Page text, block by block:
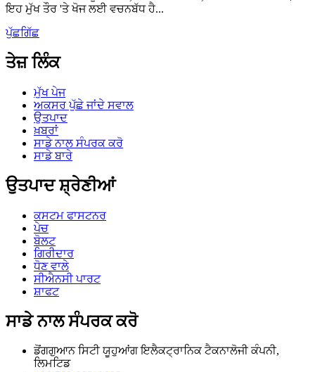
ਇਹ ਮੁੱਖ ਤੌਰ 'ਤੇ ਖੋਜ ਲਈ ਵਚਨਬੱਧ ਹੈ...
ਪੁੱਛਗਿੱਛ
ਤੇਜ਼ ਲਿੰਕ
ਮੁੱਖ ਪੇਜ
ਅਕਸਰ ਪੁੱਛੇ ਜਾਂਦੇ ਸਵਾਲ
ਉਤਪਾਦ
ਖ਼ਬਰਾਂ
ਸਾਡੇ ਨਾਲ ਸੰਪਰਕ ਕਰੋ
ਸਾਡੇ ਬਾਰੇ
ਉਤਪਾਦ ਸ਼੍ਰੇਣੀਆਂ
ਕਸਟਮ ਫਾਸਟਨਰ
ਪੇਚ
ਬੋਲਟ
ਗਿਰੀਦਾਰ
ਧੋਣ ਵਾਲੇ
ਸੀਐਨਸੀ ਪਾਰਟ
ਸ਼ਾਫਟ
ਸਾਡੇ ਨਾਲ ਸੰਪਰਕ ਕਰੋ
ਡੋਂਗਗੁਆਨ ਸਿਟੀ ਯੂਹੁਆਂਗ ਇਲੈਕਟ੍ਰਾਨਿਕ ਟੈਕਨਾਲੋਜੀ ਕੰਪਨੀ,
ਲਿਮਟਿਡ